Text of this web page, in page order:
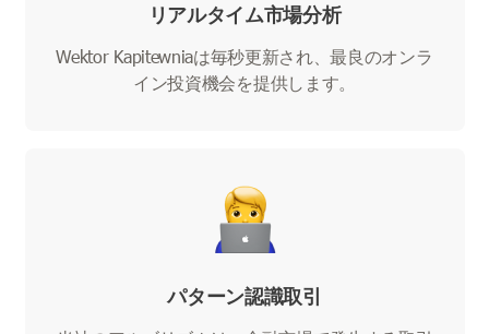
リアルタイム市場分析
Wektor Kapitewniaは毎秒更新され、最良のオンラ
イン投資機会を提供します。
パターン認識取引